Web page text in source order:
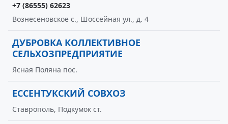
+7 (86555) 62623
Вознесеновское с., Шоссейная ул., д. 4
ДУБРОВКА КОЛЛЕКТИВНОЕ
СЕЛЬХОЗПРЕДПРИЯТИЕ
Ясная Поляна пос.
ЕССЕНТУКСКИЙ СОВХОЗ
Ставрополь, Подкумок ст.